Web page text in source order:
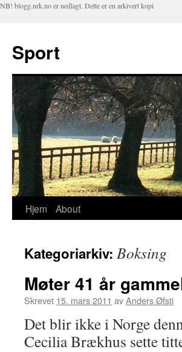
NB! blogg.nrk.no er nedlagt. Dette er en arkivert kopi
Sport
Hopp
innhold
Hjem About
Kategoriarkiv: Boksing
Møter 41 år
Skrevet 15. mars 2011 avAnders Øfsti
Det blir ikke i Norge
Cecilia Brækhus sette